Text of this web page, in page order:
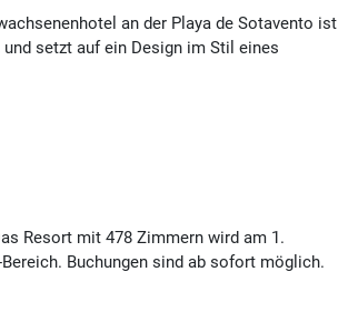
an der Playa de Sotavento ist
setzt auf ein Design im Stil eines
Resort mit 478 Zimmern wird am 1.
Buchungen sind ab sofort möglich.